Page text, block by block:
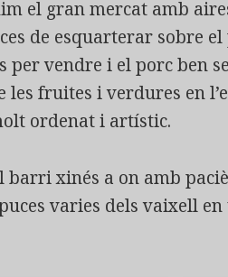
el gran mercat amb
de esquarterar sobre
vendre i el porc ben
les fruites i verdures en
ordenat i artístic.
barri xinés a on amb
varies dels vaixell en